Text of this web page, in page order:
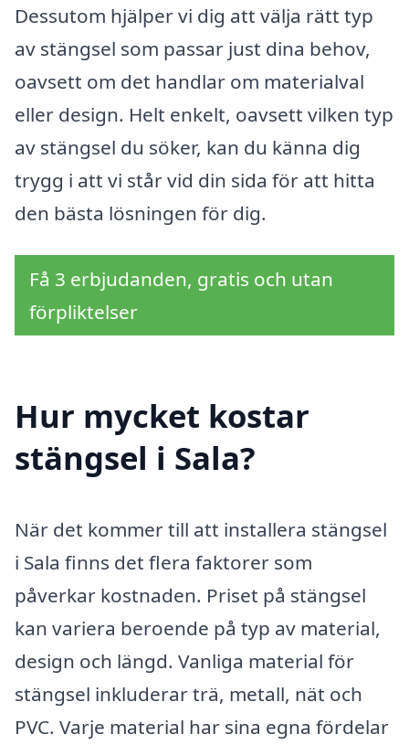
Dessutom hjälper vi dig att välja rätt typ
av stängsel som passar just dina behov,
oavsett om det handlar om materialval
eller design. Helt enkelt, oavsett vilken typ
av stängsel du söker, kan du känna dig
trygg i att vi står vid din sida för att hitta
den bästa lösningen för dig.
Få 3 erbjudanden, gratis och utan
förpliktelser
Hur mycket kostar
stängsel i Sala?
När det kommer till att installera stängsel
i Sala finns det flera faktorer som
påverkar kostnaden. Priset på stängsel
kan variera beroende på typ av material,
design och längd. Vanliga material för
stängsel inkluderar trä, metall, nät och
PVC. Varje material har sina egna fördelar